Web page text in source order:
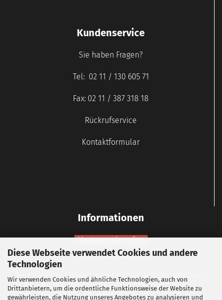
Diese Webseite verwendet Cookies und andere
Technologien
Wir verwenden Cookies und ähnliche Technologien, auch von
Drittanbietern, um die ordentliche Funktionsweise der Website zu
gewährleisten, die Nutzung unseres Angebotes zu analysieren und
Kundenservice
Sie haben Fragen?
Tel: 02 11 / 130 605 71
Fax: 02 11 / 387 318 18
Rückrufservice
Kontaktformular
Informationen
Vertrag widerrufen
Widerrufsbelehrung
Bei individuellen Wünschen nehmen Sie bitte vor dem Kauf
Kontakt mit uns auf, um vorab zu klären, ob wir Ihre
Vorstellungen technisch umsetzen können.